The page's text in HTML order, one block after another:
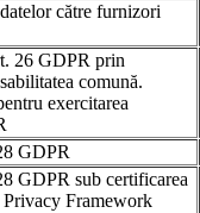
către furnizori
26 GDPR prin
comună.
exercitarea
GDPR
GDPR sub certificarea
Framework